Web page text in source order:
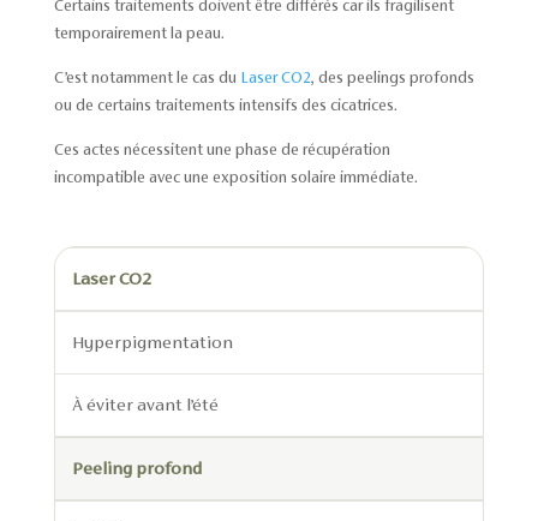
Certains traitements doivent être différés car ils fragilisent
temporairement la peau.
C’est notamment le cas du Laser CO2, des peelings profonds
ou de certains traitements intensifs des cicatrices.
Ces actes nécessitent une phase de récupération
incompatible avec une exposition solaire immédiate.
Laser CO2
Hyperpigmentation
À éviter avant l’été
Peeling profond